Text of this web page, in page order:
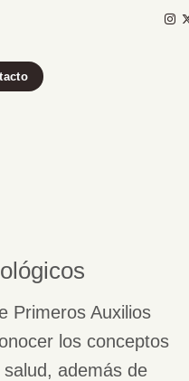
Primeros Auxilios
los conceptos
además de